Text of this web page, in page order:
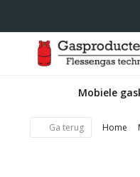
Mobiele
Ga terug Home